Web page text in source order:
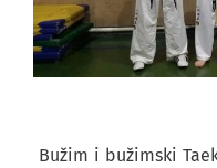
Bužim i bužimski